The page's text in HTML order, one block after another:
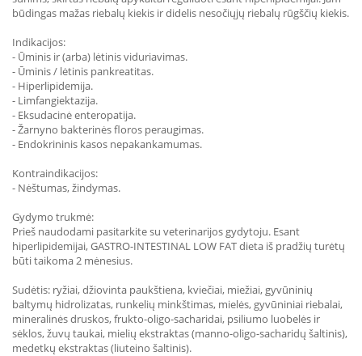
būdingas mažas riebalų kiekis ir didelis nesočiųjų riebalų rūgščių kiekis.
Indikacijos:
- Ūminis ir (arba) lėtinis viduriavimas.
- Ūminis / lėtinis pankreatitas.
- Hiperlipidemija.
- Limfangiektazija.
- Eksudacinė enteropatija.
- Žarnyno bakterinės floros peraugimas.
- Endokrininis kasos nepakankamumas.
Kontraindikacijos:
- Nėštumas, žindymas.
Gydymo trukmė:
Prieš naudodami pasitarkite su veterinarijos gydytoju. Esant
hiperlipidemijai, GASTRO-INTESTINAL LOW FAT dieta iš pradžių turėtų
būti taikoma 2 mėnesius.
Sudėtis: ryžiai, džiovinta paukštiena, kviečiai, miežiai, gyvūninių
baltymų hidrolizatas, runkelių minkštimas, mielės, gyvūniniai riebalai,
mineralinės druskos, frukto-oligo-sacharidai, psiliumo luobelės ir
sėklos, žuvų taukai, mielių ekstraktas (manno-oligo-sacharidų šaltinis),
medetkų ekstraktas (liuteino šaltinis).